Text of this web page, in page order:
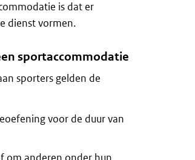
is dat er
dienst vormen.
sportaccommodatie
sporters gelden de
voor de duur van